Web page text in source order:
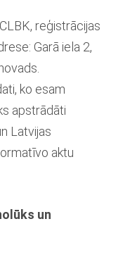
reģistrācijas
Garā iela 2,
ko esam
apstrādāti
Latvijas
aktu
un